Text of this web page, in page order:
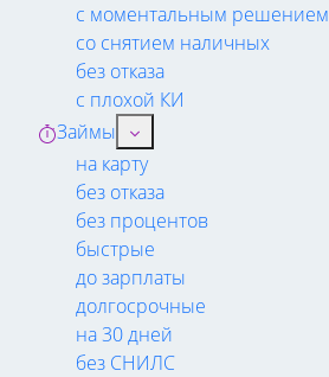
с моментальным решением
со снятием наличных
без отказа
с плохой КИ
Займы
на карту
без отказа
без процентов
быстрые
до зарплаты
долгосрочные
на 30 дней
без СНИЛС